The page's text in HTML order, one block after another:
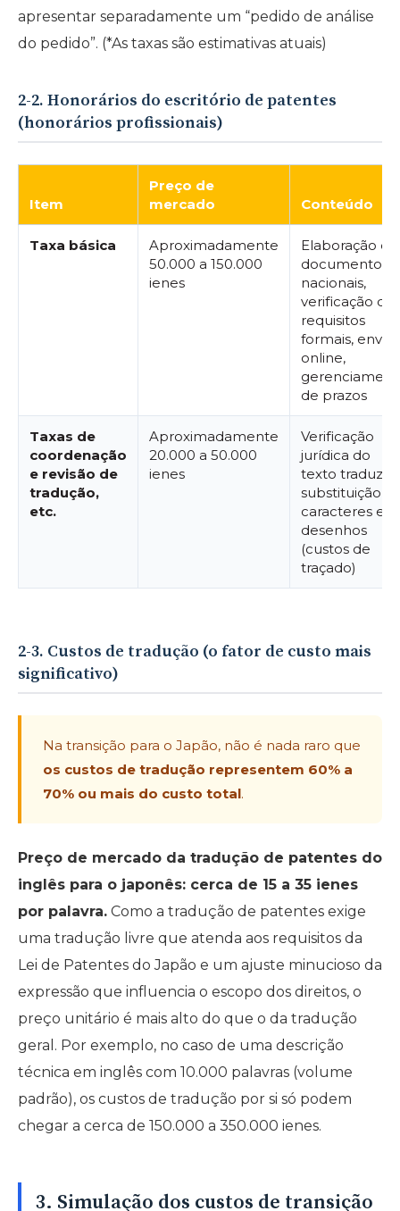
apresentar separadamente um “pedido de análise
do pedido”. (*As taxas são estimativas atuais)
2-2. Honorários do escritório de patentes
(honorários profissionais)
Item
Preço de
mercado
Conteúdo
Taxa básica
Aproximadamente
50.000 a 150.000
ienes
Elaboração de
documentos
nacionais,
verificação de
requisitos
formais, envio
online,
de prazos
Taxas de
coordenação
e revisão de
tradução,
etc.
Aproximadamente
20.000 a 50.000
ienes
Verificação
jurídica do
texto
substituição
caracteres em
desenhos
(custos de
traçado)
2-3. Custos de tradução (o fator de custo mais
significativo)
Na transição para o Japão, não é nada raro que
os custos de tradução representem 60% a
70% ou mais do custo total.
Preço de mercado da tradução de patentes do
inglês para o japonês: cerca de 15 a 35 ienes
por palavra. Como a tradução de patentes exige
uma tradução livre que atenda aos requisitos da
Lei de Patentes do Japão e um ajuste minucioso da
expressão que influencia o escopo dos direitos, o
preço unitário é mais alto do que o da tradução
geral. Por exemplo, no caso de uma descrição
técnica em inglês com 10.000 palavras (volume
padrão), os custos de tradução por si só podem
chegar a cerca de 150.000 a 350.000 ienes.
3. Simulação dos custos de transição